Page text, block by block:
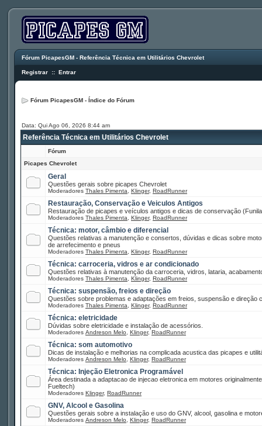
Fórum PicapesGM - Referência Técnica em Utilitários Chevrolet
Registrar :: Entrar
Fórum PicapesGM - Índice do Fórum
Data: Qui Ago 06, 2026 8:44 am
Referência Técnica em Utilitários Chevrolet
Fórum
Picapes Chevrolet
Geral
Questões gerais sobre picapes Chevrolet
Moderadores Thales Pimenta Klinger, RoadRunner
Restauração, Conservação e Veiculos Antigos
Restauração de picapes e veículos antigos e dicas de conservação
Moderadores Thales Pimenta Klinger, RoadRunner
Técnica: motor, câmbio e diferencial
Questões relativas a manutenção e consertos, dúvidas e dicas sobre
de arrefecimento e pneus
Moderadores Thales Pimenta Klinger, RoadRunner
Técnica: carroceria, vidros e ar condicionado
Questões relativas à manutenção da carroceria, vidros, lataria,
Moderadores Thales Pimenta Klinger, RoadRunner
Técnica: suspensão, freios e direção
Questões sobre problemas e adaptações em freios, suspensão e direção
Moderadores Thales Pimenta Klinger, RoadRunner
Técnica: eletricidade
Dúvidas sobre eletricidade e instalação de acessórios.
Moderadores Andreson Melo Klinger, RoadRunner
Técnica: som automotivo
Dicas de instalação e melhorias na complicada acustica das picapes e
Moderadores Andreson Melo Klinger, RoadRunner
Técnica: Injeção Eletronica Programável
Área destinada a adaptacao de injecao eletronica em motores
Fueltech)
Moderadores Klinger, RoadRunner
GNV, Alcool e Gasolina
Questões gerais sobre a instalação e uso do GNV, alcool, gasolina e
Moderadores Andreson Melo Klinger, RoadRunner